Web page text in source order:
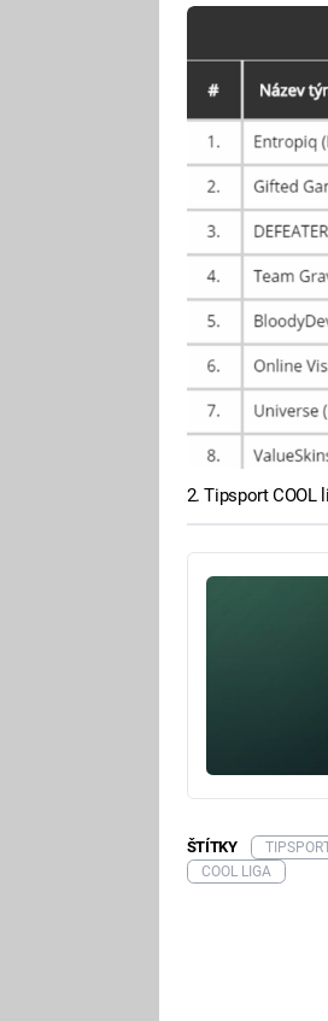
2. Tipsport COOL
ŠTÍTKY
COOL LIGA